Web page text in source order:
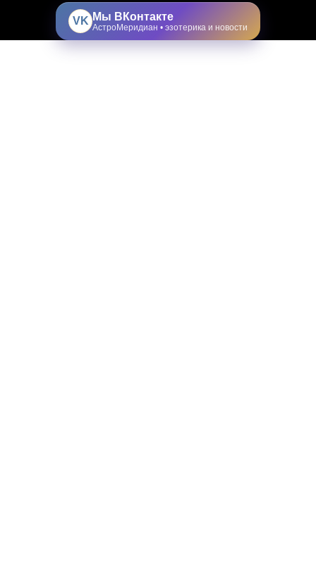
VK Мы ВКонтакте
АстроМеридиан • эзотерика и новости